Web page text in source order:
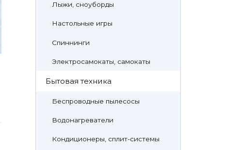
Лыжи, сноуборды
Настольные игры
Спиннинги
Электросамокаты, самокаты
Бытовая техника
Беспроводные пылесосы
Водонагреватели
Кондиционеры, сплит-системы